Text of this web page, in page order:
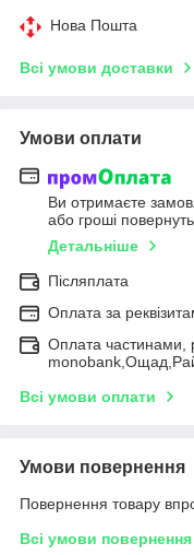
Нова Пошта
Всі умови доставки
Умови оплати
Ви отримаєте
або гроші
Детальніше
Післяплата
Оплата за
Оплата частинами,
Всі умови оплати
Умови повернення
Повернення товару
Всі умови повернення